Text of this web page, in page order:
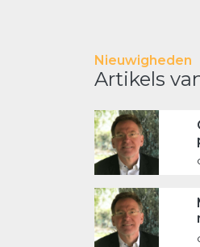
Nieuwigheden
Artikels